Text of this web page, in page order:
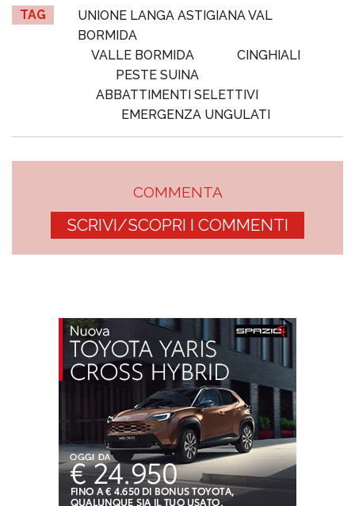
TAG
UNIONE LANGA ASTIGIANA VAL
BORMIDA
VALLE BORMIDA
CINGHIALI
PESTE SUINA
ABBATTIMENTI SELETTIVI
EMERGENZA UNGULATI
COMMENTA
SCRIVI/SCOPRI I COMMENTI